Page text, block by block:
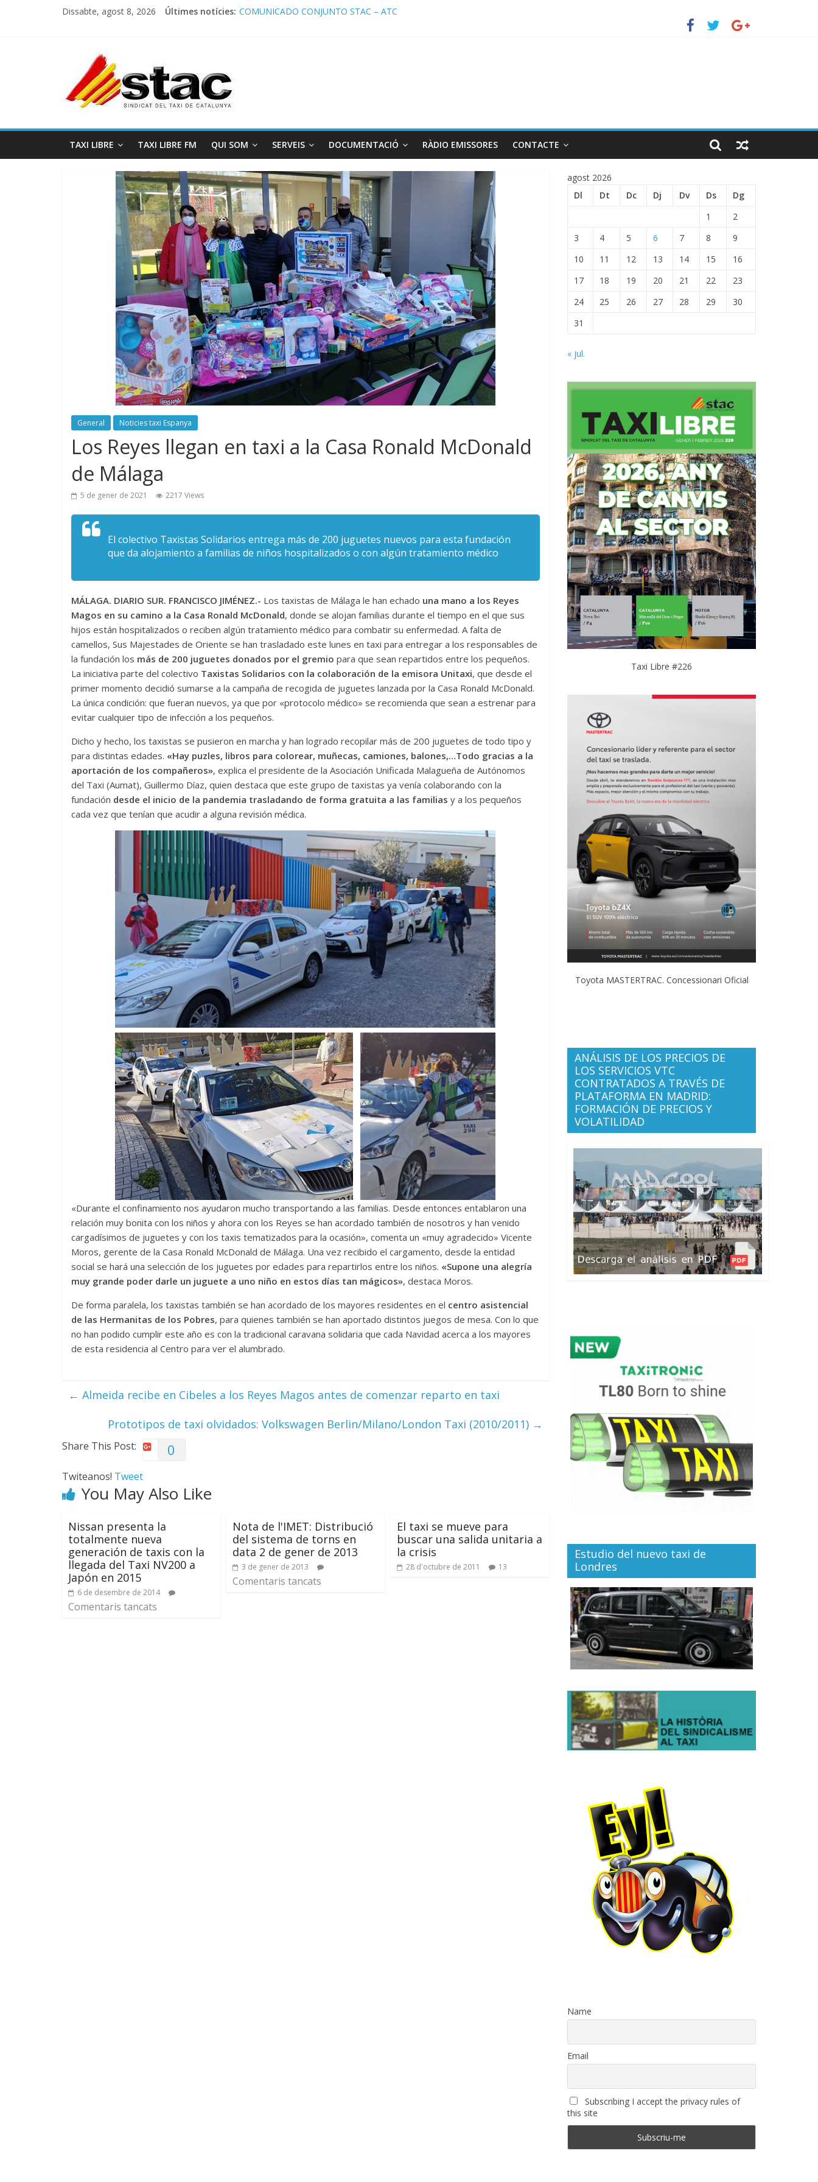
Dissabte, agost 8, 2026 Últimes notícies: COMUNICADO CONJUNTO STAC – ATC
TAXI LIBRE TAXI LIBRE FM QUI SOM SERVEIS DOCUMENTACIÓ RÀDIO EMISSORES CONTACTE
General Noticies taxi Espanya
Los Reyes llegan en taxi a la Casa Ronald McDonald
de Málaga
5 de gener de 2021 2217 Views
El colectivo Taxistas Solidarios entrega más de 200 juguetes nuevos para esta fundación
que da alojamiento a familias de niños hospitalizados o con algún tratamiento médico
MÁLAGA. DIARIO SUR. FRANCISCO JIMÉNEZ.- Los taxistas de Málaga le han echado una mano a los Reyes
Magos en su camino a la Casa Ronald McDonald, donde se alojan familias durante el tiempo en el que sus
hijos están hospitalizados o reciben algún tratamiento médico para combatir su enfermedad. A falta de
camellos, Sus Majestades de Oriente se han trasladado este lunes en taxi para entregar a los responsables de
la fundación los más de 200 juguetes donados por el gremio para que sean repartidos entre los pequeños.
La iniciativa parte del colectivo Taxistas Solidarios con la colaboración de la emisora Unitaxi, que desde el
primer momento decidió sumarse a la campaña de recogida de juguetes lanzada por la Casa Ronald McDonald.
La única condición: que fueran nuevos, ya que por «protocolo médico» se recomienda que sean a estrenar para
evitar cualquier tipo de infección a los pequeños.
Dicho y hecho, los taxistas se pusieron en marcha y han logrado recopilar más de 200 juguetes de todo tipo y
para distintas edades. «Hay puzles, libros para colorear, muñecas, camiones, balones,…Todo gracias a la
aportación de los compañeros», explica el presidente de la Asociación Unificada Malagueña de Autónomos
del Taxi (Aumat), Guillermo Díaz, quien destaca que este grupo de taxistas ya venía colaborando con la
fundación desde el inicio de la pandemia trasladando de forma gratuita a las familias y a los pequeños
cada vez que tenían que acudir a alguna revisión médica.
«Durante el confinamiento nos ayudaron mucho transportando a las familias. Desde entonces entablaron una
relación muy bonita con los niños y ahora con los Reyes se han acordado también de nosotros y han venido
cargadísimos de juguetes y con los taxis tematizados para la ocasión», comenta un «muy agradecido» Vicente
Moros, gerente de la Casa Ronald McDonald de Málaga. Una vez recibido el cargamento, desde la entidad
social se hará una selección de los juguetes por edades para repartirlos entre los niños. «Supone una alegría
muy grande poder darle un juguete a uno niño en estos días tan mágicos», destaca Moros.
De forma paralela, los taxistas también se han acordado de los mayores residentes en el centro asistencial
de las Hermanitas de los Pobres, para quienes también se han aportado distintos juegos de mesa. Con lo que
no han podido cumplir este año es con la tradicional caravana solidaria que cada Navidad acerca a los mayores
de esta residencia al Centro para ver el alumbrado.
← Almeida recibe en Cibeles a los Reyes Magos antes de comenzar reparto en taxi
Prototipos de taxi olvidados: Volkswagen Berlin/Milano/London Taxi (2010/2011) →
Share This Post: 0
Twiteanos! Tweet
You May Also Like
Nissan presenta la
totalmente nueva
generación de taxis con la
llegada del Taxi NV200 a
Japón en 2015
6 de desembre de 2014
Comentaris tancats
Nota de l'IMET: Distribució
del sistema de torns en
data 2 de gener de 2013
3 de gener de 2013
Comentaris tancats
El taxi se mueve para
buscar una salida unitaria a
la crisis
28 d'octubre de 2011 13
agost 2026
Dl
Dt Dc Dj Dv Ds
Dg
1
2
3
4 5 6 7 8
9
10
11 12 13 14 15
16
17
18 19 20 21 22
23
24
25 26 27 28 29
30
31
« jul.
Taxi Libre #226
Toyota MASTERTRAC. Concessionari Oficial
ANÁLISIS DE LOS PRECIOS DE
LOS SERVICIOS VTC
CONTRATADOS A TRAVÉS DE
PLATAFORMA EN MADRID:
FORMACIÓN DE PRECIOS Y
VOLATILIDAD
Estudio del nuevo taxi de
Londres
Name
Email
Subscribing I accept the privacy rules of
this site